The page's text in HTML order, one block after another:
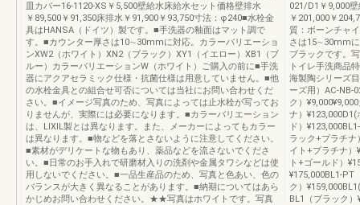
皿カバー16-1120-XS￥5,500壁給水床給水セット価格壁排水
￥89,500￥91,350床排水￥91,900￥93,750寸法：φ240■水栓金
具はHANSA（ドイツ）製です。■手洗器の釉面はマット調で
す。■カウンター厚さは10∼30mmに対応。カラーバリエーショ
ンXW2（ホワイト）XN2（ブラック）XY1（イエロー）XB1（ブ
ルー）カラーバリエーションW（ホワイト）ご購入の前に■手洗
器にアクアセラミック仕様・抗菌仕様は用意していません。■他
の水栓金具との組合せ可否については当社にお問い合わせくだ
さい。■イメージ写真のため、写真によっては止水栓が写ってお
りませんが、実際には必要になります。■カラーバリエーション
は、LIXIL製とは異なります。また、メーカーによってもカラー
は異なります。■物などを落とさないように注意してください。
■素材がデリケートな物もあり、薬品などを流さないでくださ
い。■日常のお手入れで研磨材入りの洗剤や金属タワシなどは使
用しないでください。■一品生産品のため、写真と色あい、色の
バランスが大きく異なることがあります。■納期についてはあら
かじめお問い合わせください。★★写真はホワイトです。写真
021/D1￥9,000
￥201,000￥
質：ボーンチャ
さは15∼30mm
ブラックです。
トイレ手洗商品
海製陶シリーズ
ーズ用）AC-NB-
ク）
ナ）
ド）
ラック+プラチナ
イト+プラチナ）
ト+ゴールド）
¥175,000BL1-PT
ク）
BL1（ブラック